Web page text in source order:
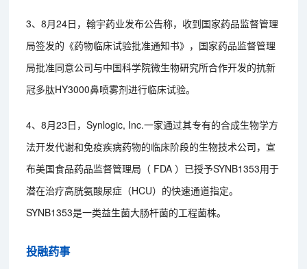
3、8月24日，翰宇药业发布公告称，收到国家药品监督管理
局签发的《药物临床试验批准通知书》，国家药品监督管理
局批准同意公司与中国科学院微生物研究所合作开发的抗新
冠多肽HY3000鼻喷雾剂进行临床试验。
4、8月23日，Synlogic, Inc.一家通过其专有的合成生物学方
法开发代谢和免疫疾病药物的临床阶段的生物技术公司，宣
布美国食品药品监督管理局（ FDA ）已授予SYNB1353用于
潜在治疗高胱氨酸尿症（HCU）的快速通道指定。
SYNB1353是一类益生菌大肠杆菌的工程菌株。
投融药事